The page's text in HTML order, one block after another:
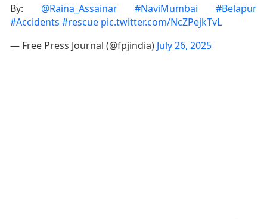
By: @Raina_Assainar #NaviMumbai
#Belapur
#Accidents #rescue pic.twitter.com/NcZPejkTvL
— Free Press Journal (@fpjindia) July 26, 2025